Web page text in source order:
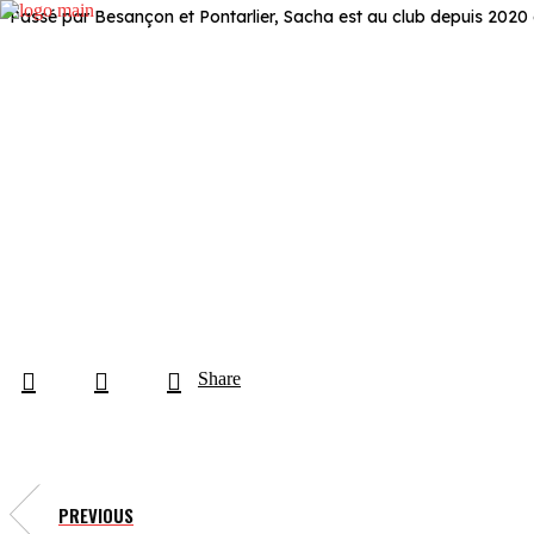
Passé par Besançon et Pontarlier, Sacha est au club depuis
Share
PREVIOUS